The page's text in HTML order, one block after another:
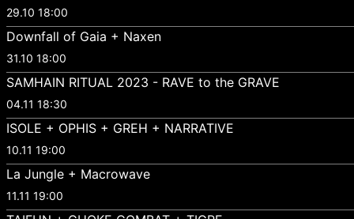
29.10 18:00
Downfall of Gaia + Naxen
31.10 18:00
SAMHAIN RITUAL 2023 - RAVE to the GRAVE
04.11 18:30
ISOLE + OPHIS + GREH + NARRATIVE
10.11 19:00
La Jungle + Macrowave
11.11 19:00